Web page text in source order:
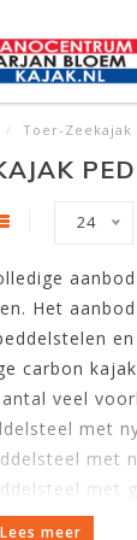
/ Toer-Zeekajak
24
Het
carbon
veel
met
met
met
volledig uit
Lees meer